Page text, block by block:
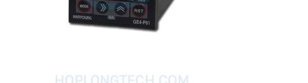
Nút nhấn
Phích cắm / Ổ cắm / Công tắc
kiếm: